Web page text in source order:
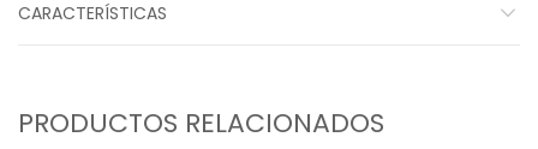
CARACTERÍSTICAS
PRODUCTOS RELACIONADOS